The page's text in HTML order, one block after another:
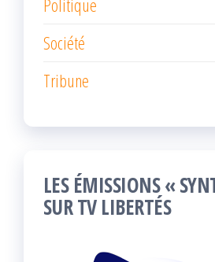
Politique
Société
Tribune
LES ÉMISSIONS «
SUR TV LIBERTÉS